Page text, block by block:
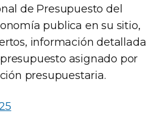
de Presupuesto del
publica en su sitio,
información detallada
asignado por
presupuestaria.